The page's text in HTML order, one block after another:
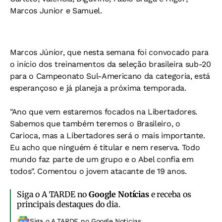
Marcos Junior e Samuel.
Marcos Júnior, que nesta semana foi convocado para
o início dos treinamentos da seleção brasileira sub-20
para o Campeonato Sul-Americano da categoria, está
esperançoso e já planeja a próxima temporada.
"Ano que vem estaremos focados na Libertadores.
Sabemos que também teremos o Brasileiro, o
Carioca, mas a Libertadores será o mais importante.
Eu acho que ninguém é titular e nem reserva. Todo
mundo faz parte de um grupo e o Abel confia em
todos". Comentou o jovem atacante de 19 anos.
Siga o A TARDE noGoogle Notíciase receba os
principais destaques do dia.